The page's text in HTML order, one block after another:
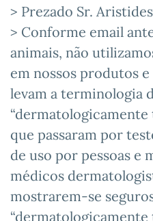
> Prezado Sr.
> Conforme email
animais, não
em nossos produtos
levam a terminologia
“dermatologicamente
que passaram por
de uso por pessoas e
médicos
mostrarem-se
“dermatologicamente